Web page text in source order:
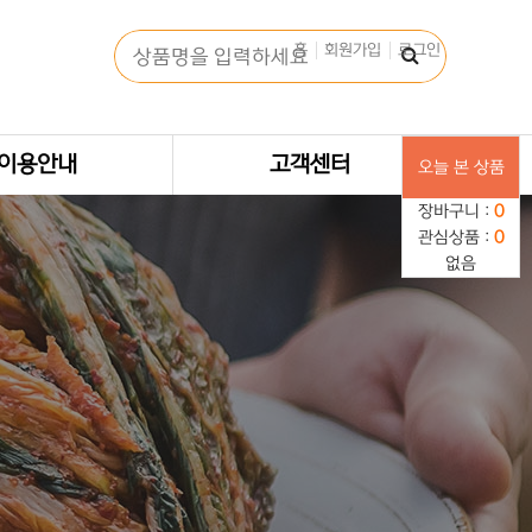
홈 회원가입 로그인
용안내 고객센터 오늘 본 상품
장바구니 : 0
관심상품 : 0
없음